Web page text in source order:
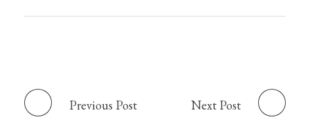
Previous Post Next Post